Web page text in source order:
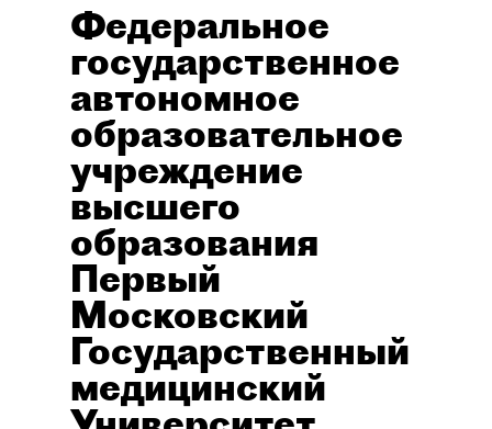
Федеральное
государственное
автономное
образовательное
учреждение
высшего
образования
Первый
Московский
Государственный
медицинский